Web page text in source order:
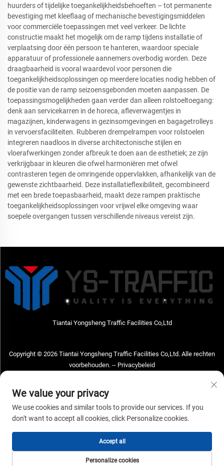
huurders of tijdelijke toegankelijkheidsbehoeften – tot permanente
bevestiging met kleeflaag of mechanische bevestigingsmiddelen
voor commerciële toepassingen met veel verkeer. De lichte
constructie maakt het mogelijk om de ramp tijdens installatie of
verplaatsing door één persoon te hanteren, waardoor speciale
apparatuur of professionele aannemers overbodig worden. Deze
draagbaarheid is vooral waardevol voor personen die
toegankelijkheidsoplossingen op meerdere locaties nodig hebben of
de positie van de ramp seizoensgebonden moeten aanpassen. De
toepassingsmogelijkheden gaan verder dan alleen rolstoeltoegang:
denk aan servicekarren in de horeca, afleverwagentjes in
magazijnen, kinderwagens in gezinsomgevingen en bagagetrolleys
in vervoersfaciliteiten. Rubberen drempelrampen voor rolstoelen
integreren naadloos in diverse architectonische stijlen en
vloerafwerkingen zonder afbreuk te doen aan de esthetiek; ze zijn
verkrijgbaar in kleuren die ofwel harmoniëren met ofwel
contrasteren tegen de omringende oppervlakken, afhankelijk van de
gewenste zichtbaarheid. Deze installatieflexibiliteit, gecombineerd
met een brede toepasbaarheid, maakt deze rampen praktische
toegankelijkheidsoplossingen voor vrijwel elke omgeving waar
soepele overgangen tussen verschillende niveaus vereist zijn.
Tiantai Yongsheng Traffic Facilities Co,Ltd
Copyright © 2026 Tiantai Yongsheng Traffic Facilities Co,Ltd. Alle rechten
voorbehouden. -- Privacybeleid
Address: Tiantai Yongsheng Traffic Facilities Co,Ltd Adres; No.73 Hongchou
West Road, Hongchou town, Tiantai county, Taizhou City, Zhejiang Provice,
+86-18968682471
E-mailadres:[email protected]
We value your privacy
We use cookies and similar tools to provide our services. If you
don't want to accept all cookies, click Personalize cookies.
Personalize cookies
Accept all